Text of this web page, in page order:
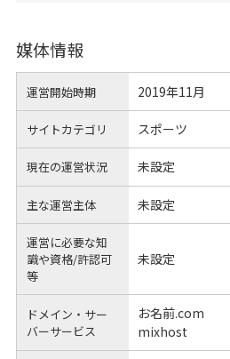
媒体情報
運営開始時期 2019年11月
サイトカテゴリ スポーツ
現在の運営状況 未設定
主な運営主体 未設定
運営に必要な知
識や資格/許認可
等
未設定
ドメイン・サー
バーサービス
お名前.com
mixhost